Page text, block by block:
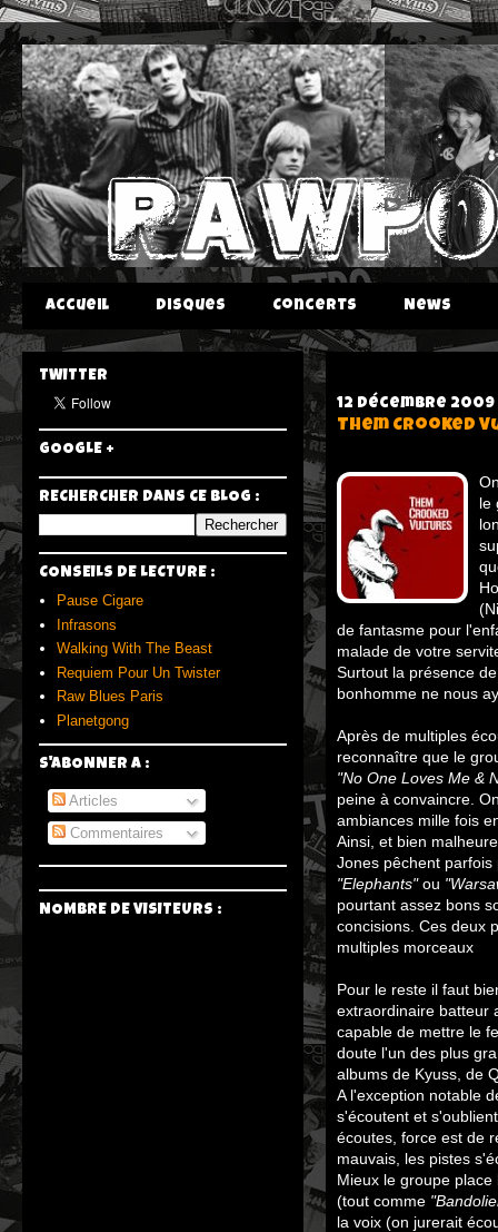
Accueil Disques Concerts News
12 décembre 2009
Them Crooked
le
de fantasme pour
malade de votre
Surtout la présence
bonhomme ne nous
Après de multiples
reconnaître que le
"No One Loves Me &
peine à convaincre.
ambiances mille fois
Ainsi, et bien
Jones pêchent
"Elephants"ou
pourtant assez bons
concisions. Ces deux
multiples morceaux
Pour le reste il faut
extraordinaire batteur
capable de mettre le
doute l'un des plus
albums de Kyuss, de
A l'exception notable
s'écoutent et
écoutes, force est de
mauvais, les pistes
Mieux le groupe
(tout comme
la voix (on jurerait
TWITTER
GOOGLE +
RECHERCHER DANS CE BLOG :
CONSEILS DE LECTURE :
Pause Cigare
Infrasons
Walking With The Beast
Requiem Pour Un Twister
Raw Blues Paris
Planetgong
S'ABONNER A :
Articles
Commentaires
NOMBRE DE VISITEURS :